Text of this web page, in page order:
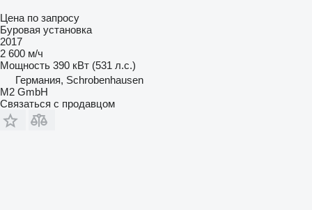
Цена по запросу
Буровая установка
2017
2 600 м/ч
Мощность 390 кВт (531 л.с.)
Германия, Schrobenhausen
M2 GmbH
Связаться с продавцом